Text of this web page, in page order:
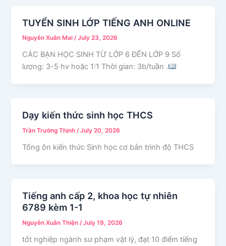
TUYỂN SINH LỚP TIẾNG ANH ONLINE
Nguyễn Xuân Mai/July 23, 2026
CÁC BẠN HỌC SINH TỪ LỚP 6 ĐẾN LỚP 9 Số
lượng: 3-5 hv hoặc 1:1 Thời gian: 3b/tuần .
Dạy kiến thức sinh học THCS
Trần Trường Thịnh/July 20, 2026
Tổng ôn kiến thức Sinh học cơ bản trình độ THCS
Tiếng anh cấp 2, khoa học tự nhiên
6789 kèm 1-1
Nguyễn Xuân Thiện/July 19, 2026
tốt nghiệp ngành sư phạm vật lý, đạt 10 điểm tiếng